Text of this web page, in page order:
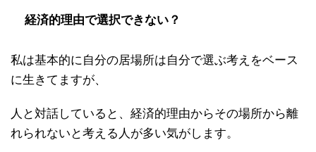
経済的理由で選択できない？
私は基本的に自分の居場所は自分で選ぶ考えをベース
に生きてますが、
人と対話していると、経済的理由からその場所から離
れられないと考える人が多い気がします。